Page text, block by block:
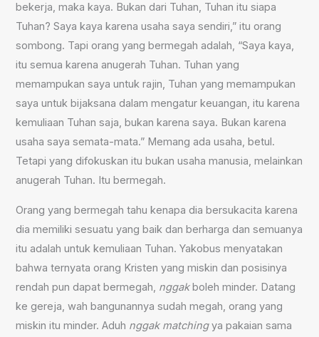
bekerja, maka kaya. Bukan dari Tuhan, Tuhan itu siapa
Tuhan? Saya kaya karena usaha saya sendiri,” itu orang
sombong. Tapi orang yang bermegah adalah, “Saya kaya,
itu semua karena anugerah Tuhan. Tuhan yang
memampukan saya untuk rajin, Tuhan yang memampukan
saya untuk bijaksana dalam mengatur keuangan, itu karena
kemuliaan Tuhan saja, bukan karena saya. Bukan karena
usaha saya semata-mata.” Memang ada usaha, betul.
Tetapi yang difokuskan itu bukan usaha manusia, melainkan
anugerah Tuhan. Itu bermegah.
Orang yang bermegah tahu kenapa dia bersukacita karena
dia memiliki sesuatu yang baik dan berharga dan semuanya
itu adalah untuk kemuliaan Tuhan. Yakobus menyatakan
bahwa ternyata orang Kristen yang miskin dan posisinya
rendah pun dapat bermegah, nggakboleh minder. Datang
ke gereja, wah bangunannya sudah megah, orang yang
miskin itu minder. Aduh nggak matchingya pakaian sama